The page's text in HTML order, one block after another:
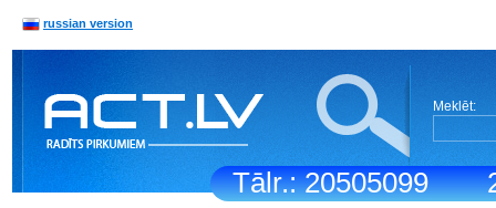
Tālr.: 20505099
russian version
Meklēt: